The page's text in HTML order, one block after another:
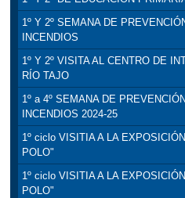
1º Y 2º SEMANA DE
INCENDIOS
1º Y 2º VISITA AL CENTRO DE
RÍO TAJO
1º a 4º SEMANA DE
INCENDIOS 2024-25
1º ciclo VISITIA A LA
POLO"
1º ciclo VISITIA A LA
POLO"